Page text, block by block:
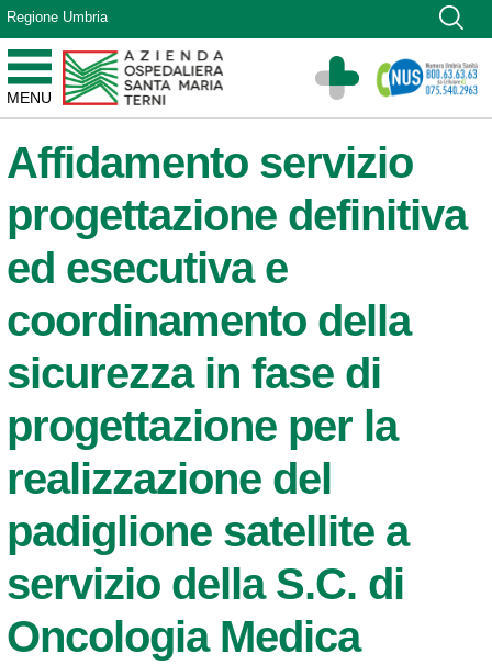
Vai ai contenuti
Vai al menu di navigazione
Vai al footer
Regione Umbria
MENU
Azienda Ospedaliera Santa Maria di Terni
Sito Istituzionale
Affidamento servizio
progettazione definitiva
ed esecutiva e
coordinamento della
sicurezza in fase di
progettazione per la
realizzazione del
padiglione satellite a
servizio della S.C. di
Oncologia Medica